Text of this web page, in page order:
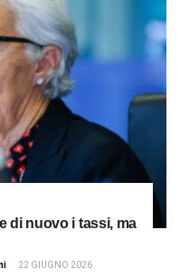
di nuovo i tassi, ma
22 GIUGNO 2026